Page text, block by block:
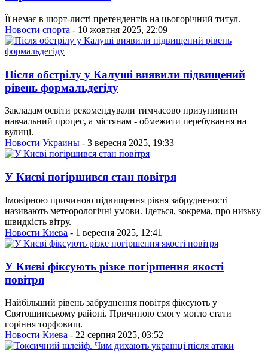
Її немає в шорт-листі претендентів на цьогорічний титул.
Новости спорта - 10 жовтня 2025, 22:09
Після обстрілу у Калуші виявили підвищений
рівень формальдегіду
Закладам освіти рекомендували тимчасово призупинити
навчальний процес, а містянам - обмежити перебування на
вулиці.
Новости Украины - 3 вересня 2025, 19:33
У Києві погіршився стан повітря
Імовірною причиною підвищення рівня забрудненості
називають метеорологічні умови. Ідеться, зокрема, про низьку
швидкість вітру.
Новости Киева - 1 вересня 2025, 12:41
У Києві фіксують різке погіршення якості
повітря
Найбільший рівень забруднення повітря фіксують у
Святошинському районі. Причиною смогу могло стати
горіння торфовищ.
Новости Киева - 22 серпня 2025, 03:52